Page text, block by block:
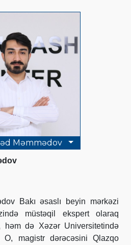
Məmmədov
Bakı əsaslı beyin mərkəzi
müstəqil ekspert olaraq
həm də Xəzər Universitetində
O, magistr dərəcəsini Qlazqo